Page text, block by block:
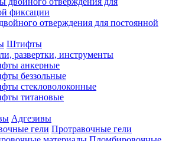
отверждения для постоянной
Штифты
развертки, инструменты
анкерные
беззольные
стекловолоконные
титановые
Адгезивы
Протравочные гели